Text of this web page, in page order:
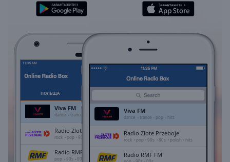
Duration-:-
0.00%
Stream
TypeLIVE
LIVE
Remaining
ПОЛЬЩА
Viva FM
dance trance hits
Radio Zlote Przeboje
rock pop 90s 80s polish hits
Radio RMF FM
pop 90s 00s
Viva FM
dance trance pop hits
Radio Zlote Przeboje
rock pop 90s 80s polish hits
Radio RMF FM